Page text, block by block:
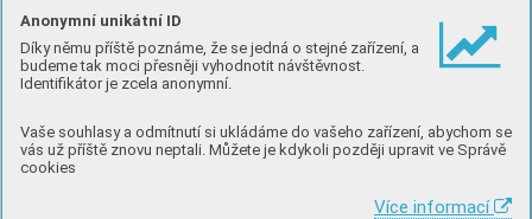
Anonymní unikátní ID
Díky němu příště poznáme, že se jedná o stejné zařízení, a
budeme tak moci přesněji vyhodnotit návštěvnost.
Identifikátor je zcela anonymní.
Vaše souhlasy a odmítnutí si ukládáme do vašeho zařízení, abychom se
vás už příště znovu neptali. Můžete je kdykoli později upravit ve Správě
cookies
Více informací